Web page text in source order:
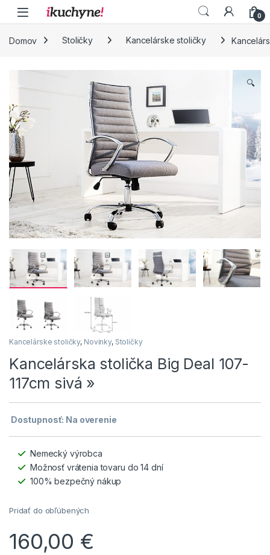
Skip to navigation
Skip to content
0
Domov Stoličky Kancelárske stoličky
🔍
Kancelárske stoličky, Novinky, Stoličky
Kancelárska stolička Big Deal 107-
117cm sivá »
Dostupnosť: Na overenie
Nemecký výrobca
Možnosť vrátenia tovaru do 14 dní
100% bezpečný nákup
Pridať do obľúbených
160,00 €